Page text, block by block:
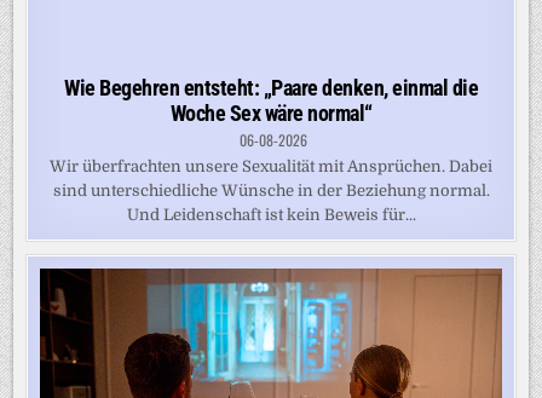
Wie Begehren entsteht: „Paare denken, einmal die
Woche Sex wäre normal“
06-08-2026
Wir überfrachten unsere Sexualität mit Ansprüchen. Dabei
sind unterschiedliche Wünsche in der Beziehung normal.
Und Leidenschaft ist kein Beweis für...